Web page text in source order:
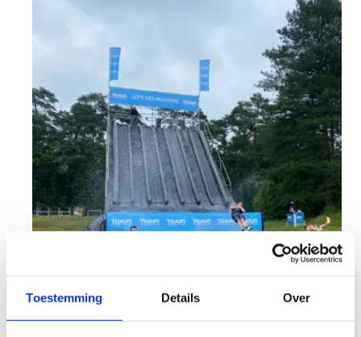
Toestemming Details Over